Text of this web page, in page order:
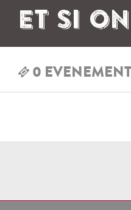
ET SI
0